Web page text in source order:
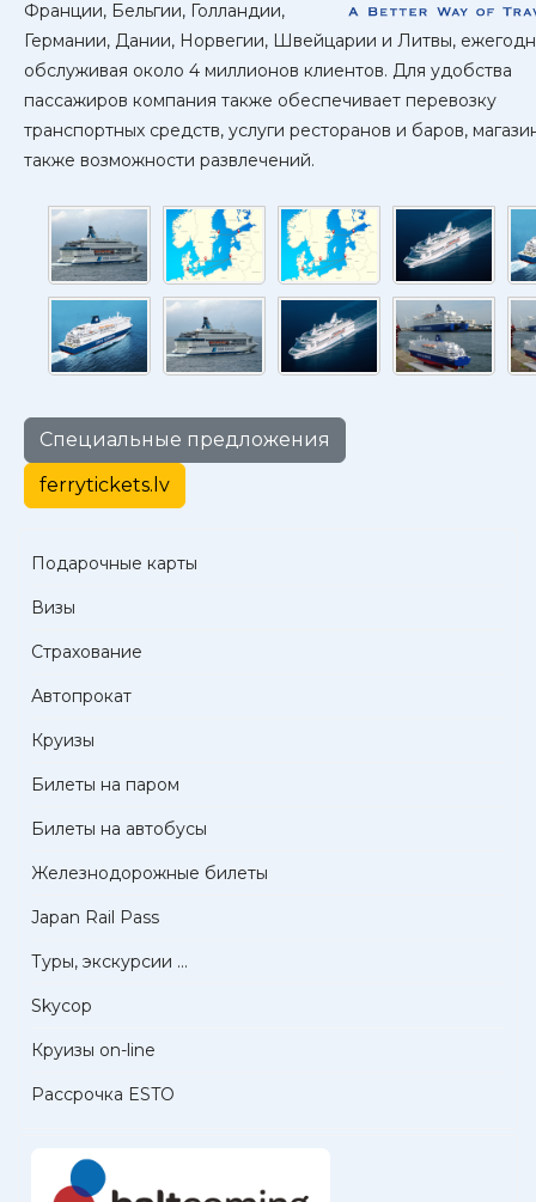
Франции, Бельгии, Голландии,
Германии, Дании, Норвегии, Швейцарии и Литвы,
обслуживая около 4 миллионов клиентов. Для удобства
пассажиров компания также обеспечивает перевозку
транспортных средств, услуги ресторанов и баров,
также возможности развлечений.
Специальные предложения
ferrytickets.lv
Подарочные карты
Визы
Страхование
Автопрокат
Круизы
Билеты на паром
Билеты на автобусы
Железнодорожные билеты
Japan Rail Pass
Туры, экскурсии ...
Skycop
Круизы on-line
Рассрочка ESTO